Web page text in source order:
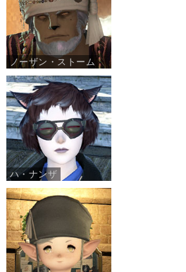
ノーザン・ストーム
ハ・ナンザ